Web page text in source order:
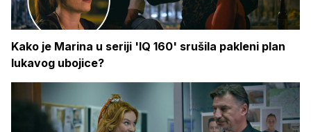
Kako je Marina u seriji 'IQ 160' srušila pakleni plan
lukavog ubojice?